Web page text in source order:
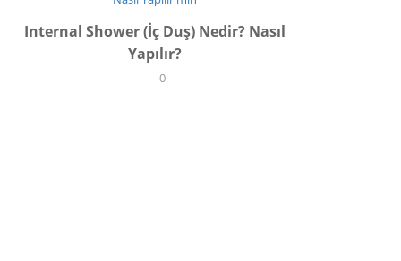
Internal Shower (İç Duş) Nedir? Nasıl
Yapılır?
0